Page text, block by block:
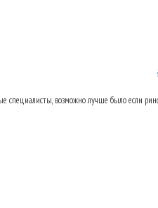
возможно лучше было если